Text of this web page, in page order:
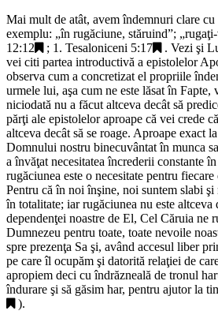
Mai mult de atât, avem îndemnuri clare
exemplu: „în rugăciune, stăruind”; „
12:12
; 1. Tesaloniceni 5:17 . Vezi şi
vei citi partea introductivă a epistolelor
observa cum a concretizat el propriile
urmele lui, aşa cum ne este lăsat în Fapte,
niciodată nu a făcut altceva decât să
părţi ale epistolelor aproape că vei crede
altceva decât să se roage. Aproape exact
Domnului nostru binecuvântat în munca
a învăţat necesitatea încrederii constante
rugăciunea este o necesitate pentru
Pentru că în noi înşine, noi suntem slabi
în totalitate; iar rugăciunea nu este altceva
dependenţei noastre de El, Cel Căruia ne
Dumnezeu pentru toate, toate nevoile
spre prezenţa Sa şi, având accesul liber
pe care îl ocupăm şi datorită relaţiei de
apropiem deci cu îndrăzneală de tronul
îndurare şi să găsim har, pentru ajutor la
).